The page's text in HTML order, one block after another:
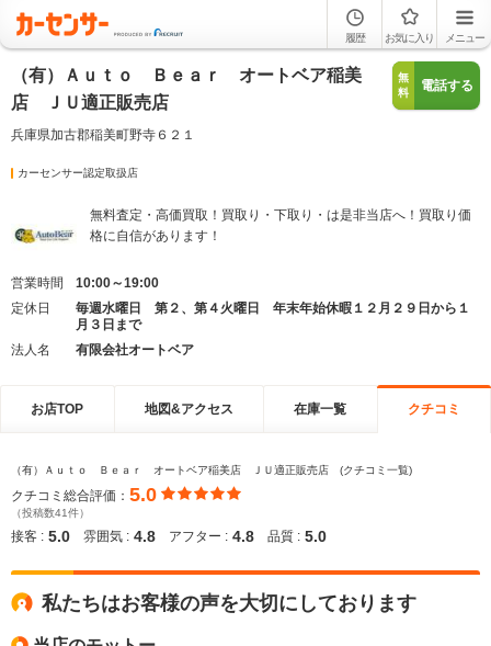
履歴 お気に入り メニュー
（有）Ａｕｔｏ Ｂｅａｒ オートベア稲美
店 ＪＵ適正販売店
兵庫県加古郡稲美町野寺６２１
無
料
電話する
カーセンサー認定取扱店
無料査定・高価買取！買取り・下取り・は是非当店へ！買取り価
格に自信があります！
営業時間
10:00～19:00
定休日
毎週水曜日 第２、第４火曜日 年末年始休暇１２月２９日から１
月３日まで
法人名
有限会社オートベア
お店TOP 地図&アクセス 在庫一覧 クチコミ
（有）Ａｕｔｏ Ｂｅａｒ オートベア稲美店 ＪＵ適正販売店 (クチコミ一覧)
クチコミ総合評価： 5.0
（投稿数41件）
接客 : 5.0 雰囲気 : 4.8 アフター : 4.8 品質 : 5.0
私たちはお客様の声を大切にしております